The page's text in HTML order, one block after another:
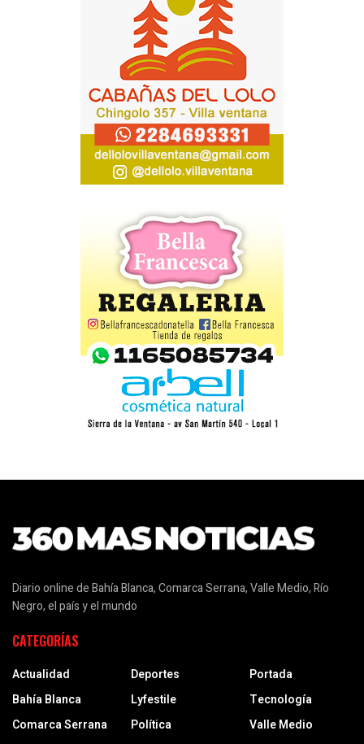
Diario online de Bahía Blanca, Comarca Serrana, Valle Medio, Río
Negro, el país y el mundo
CATEGORÍAS
Actualidad
Bahía Blanca
Comarca Serrana
Deportes
Lyfestile
Política
Portada
Tecnología
Valle Medio